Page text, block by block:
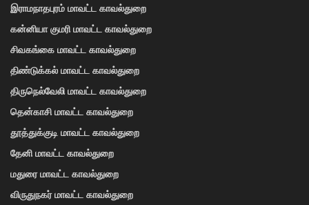
இராமநாதபுரம் மாவட்ட காவல்துறை
கன்னியா குமரி மாவட்ட காவல்துறை
சிவகங்கை மாவட்ட காவல்துறை
திண்டுக்கல் மாவட்ட காவல்துறை
திருநெல்வேலி மாவட்ட காவல்துறை
தென்காசி மாவட்ட காவல்துறை
தூத்துக்குடி மாவட்ட காவல்துறை
தேனி மாவட்ட காவல்துறை
மதுரை மாவட்ட காவல்துறை
விருதுநகர் மாவட்ட காவல்துறை